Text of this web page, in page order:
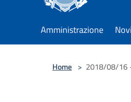
Amministrazione
Home > 2018/08/16 –